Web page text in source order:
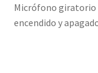
Micrófono giratorio
encendido y